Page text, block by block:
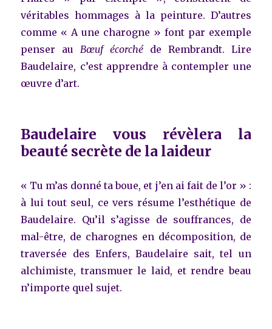
véritables hommages à la peinture. D’autres
comme « A une charogne » font par exemple
penser auBœuf écorchéde Rembrandt. Lire
Baudelaire, c’est apprendre à contempler une
œuvre d’art.
Baudelaire vous révèlera la
beauté secrète de la laideur
« Tu m’as donné ta boue, et j’en ai fait de l’or » :
à lui tout seul, ce vers résume l’esthétique de
Baudelaire. Qu’il s’agisse de souffrances, de
mal-être, de charognes en décomposition, de
traversée des Enfers, Baudelaire sait, tel un
alchimiste, transmuer le laid, et rendre beau
n’importe quel sujet.